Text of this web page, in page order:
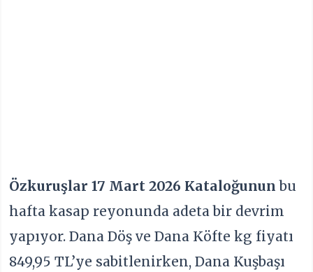
Özkuruşlar 17 Mart 2026 Kataloğunun bu
hafta kasap reyonunda adeta bir devrim
yapıyor. Dana Döş ve Dana Köfte kg fiyatı
849,95 TL’ye sabitlenirken, Dana Kuşbaşı